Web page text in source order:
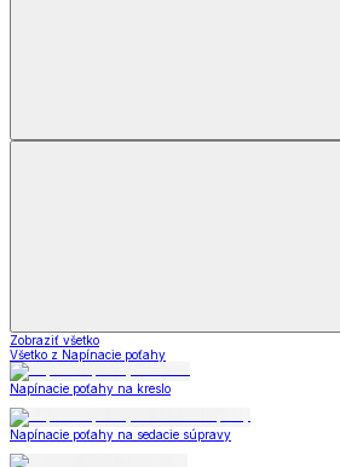
Zobraziť všetko
Všetko z Napínacie poťahy
Napínacie poťahy na kreslo
Napínacie poťahy na sedacie súpravy